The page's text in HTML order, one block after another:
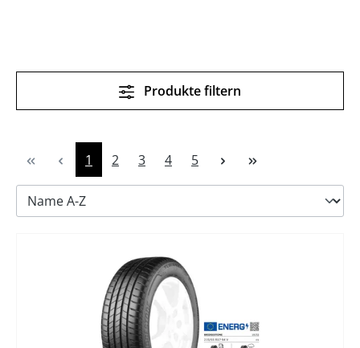
Produkte filtern
Seite
1 Seite
2 Seite
3 Seite
4 Seite
5